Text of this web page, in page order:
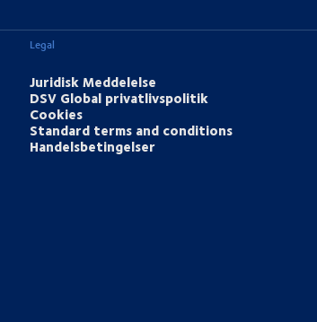
Legal
Juridisk Meddelelse
DSV Global privatlivspolitik
Cookies
Standard terms and conditions
Handelsbetingelser